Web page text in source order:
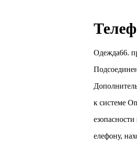
Одежда66.
к системе
елефону,